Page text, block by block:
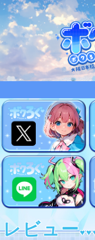
レビュー